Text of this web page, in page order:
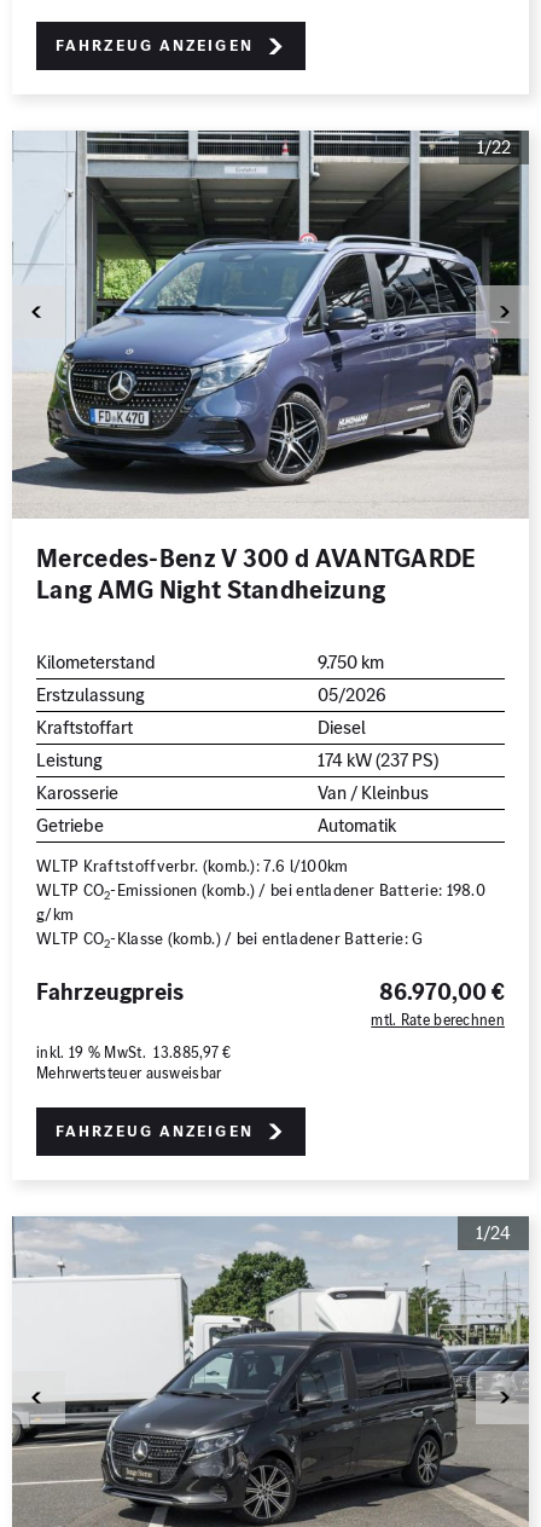
Fahrzeug anzeigen
1/22
Mercedes-Benz V 300 d AVANTGARDE
Lang AMG Night Standheizung
Kilometerstand
9.750 km
Erstzulassung
05/2026
Kraftstoffart
Diesel
Leistung
174 kW (237 PS)
Karosserie
Van / Kleinbus
Getriebe
Automatik
WLTP Kraftstoffverbr. (komb.): 7.6 l/100km
WLTP CO2-Emissionen (komb.) / bei entladener Batterie: 198.0
g/km
WLTP CO2-Klasse (komb.) / bei entladener Batterie: G
86.970,00 €
mtl. Rate berechnen
Fahrzeugpreis
inkl. 19 % MwSt. 13.885,97 €
Mehrwertsteuer ausweisbar
Fahrzeug anzeigen
1/24